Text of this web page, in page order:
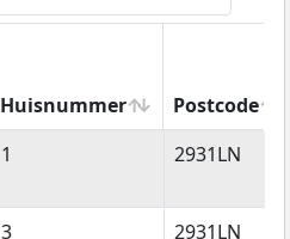
Huisnummer
Postcode
Huisnummer Postcode
1 2931LN
3 2931LN